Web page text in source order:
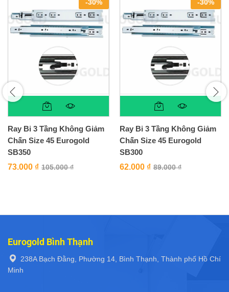
-30%
Ray Bi 3 Tầng Không Giảm
Chấn Size 45 Eurogold
SB350
73.000 ₫ 105.000₫
-30%
Ray Bi 3 Tầng Không Giảm
Chấn Size 45 Eurogold
SB300
62.000 ₫ 89.000₫
Eurogold Bình Thạnh
238A Bạch Đằng, Phường 14, Bình Thạnh, Thành phố Hồ Chí
Minh